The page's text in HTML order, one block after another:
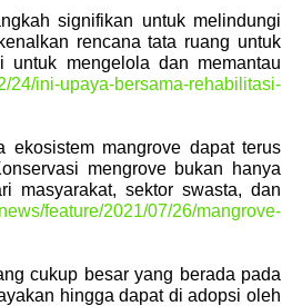
signifikan untuk melindungi
rencana tata ruang untuk
mengelola dan memantau
24/ini-upaya-bersama-rehabilitasi-
ekosistem mangrove dapat terus
mengrove bukan hanya
masyarakat, sektor swasta, dan
feature/2021/07/26/mangrove-
cukup besar yang berada pada
hingga dapat di adopsi oleh